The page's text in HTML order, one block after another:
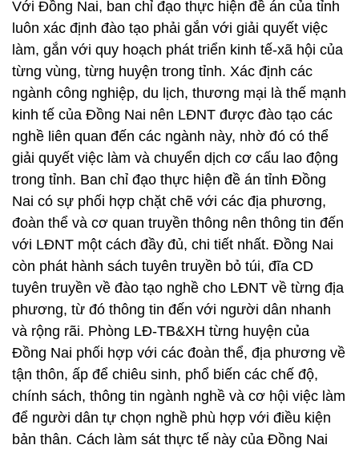
Với Đồng Nai, ban chỉ đạo thực hiện đề án của tỉnh
luôn xác định đào tạo phải gắn với giải quyết việc
làm, gắn với quy hoạch phát triển kinh tế-xã hội của
từng vùng, từng huyện trong tỉnh. Xác định các
ngành công nghiệp, du lịch, thương mại là thế mạnh
kinh tế của Đồng Nai nên LĐNT được đào tạo các
nghề liên quan đến các ngành này, nhờ đó có thể
giải quyết việc làm và chuyển dịch cơ cấu lao động
trong tỉnh. Ban chỉ đạo thực hiện đề án tỉnh Đồng
Nai có sự phối hợp chặt chẽ với các địa phương,
đoàn thể và cơ quan truyền thông nên thông tin đến
với LĐNT một cách đầy đủ, chi tiết nhất. Đồng Nai
còn phát hành sách tuyên truyền bỏ túi, đĩa CD
tuyên truyền về đào tạo nghề cho LĐNT về từng địa
phương, từ đó thông tin đến với người dân nhanh
và rộng rãi. Phòng LĐ-TB&XH từng huyện của
Đồng Nai phối hợp với các đoàn thể, địa phương về
tận thôn, ấp để chiêu sinh, phổ biến các chế độ,
chính sách, thông tin ngành nghề và cơ hội việc làm
để người dân tự chọn nghề phù hợp với điều kiện
bản thân. Cách làm sát thực tế này của Đồng Nai